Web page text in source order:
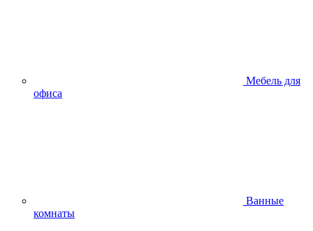
Мебель для
офиса
Ванные
комнаты